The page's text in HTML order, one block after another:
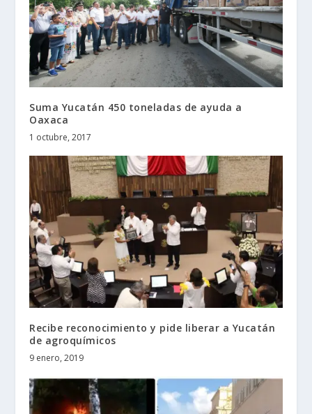
Suma Yucatán 450 toneladas de ayuda a
Oaxaca
1 octubre, 2017
Recibe reconocimiento y pide liberar a Yucatán
de agroquímicos
9 enero, 2019